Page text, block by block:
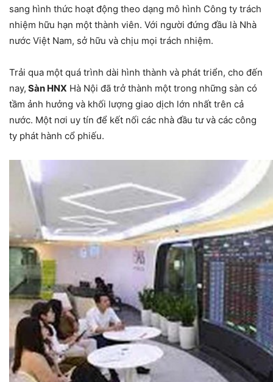
sang hình thức hoạt động theo dạng mô hình Công ty trách
nhiệm hữu hạn một thành viên. Với người đứng đầu là Nhà
nước Việt Nam, sở hữu và chịu mọi trách nhiệm.
Trải qua một quá trình dài hình thành và phát triển, cho đến
nay, Sàn HNX Hà Nội đã trở thành một trong những sàn có
tầm ảnh hưởng và khối lượng giao dịch lớn nhất trên cả
nước. Một nơi uy tín để kết nối các nhà đầu tư và các công
ty phát hành cổ phiếu.